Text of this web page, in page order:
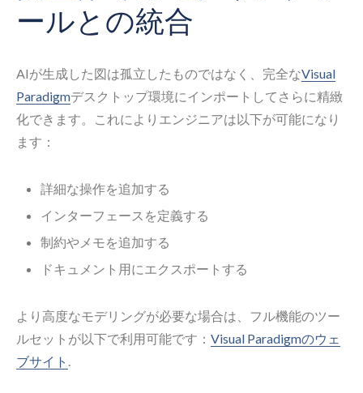
ールとの統合
AIが生成した図は孤立したものではなく、完全なVisual
Paradigmデスクトップ環境にインポートしてさらに精緻
化できます。これによりエンジニアは以下が可能になり
ます：
詳細な操作を追加する
インターフェースを定義する
制約やメモを追加する
ドキュメント用にエクスポートする
より高度なモデリングが必要な場合は、フル機能のツー
ルセットが以下で利用可能です： Visual Paradigmのウェ
ブサイト .